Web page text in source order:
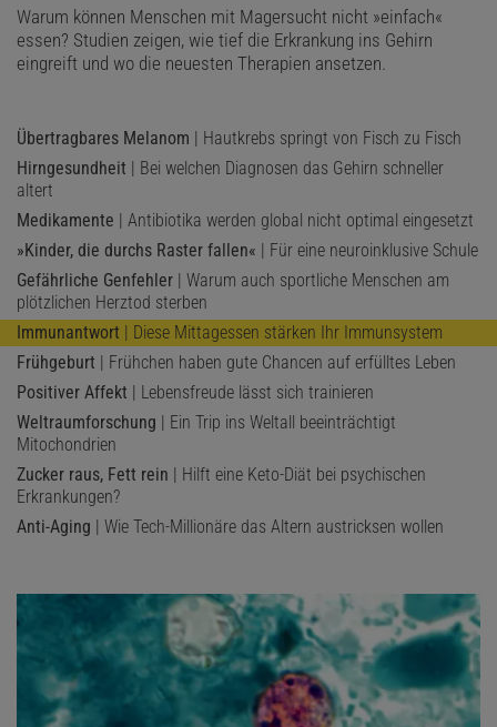
Warum können Menschen mit Magersucht nicht »einfach«
essen? Studien zeigen, wie tief die Erkrankung ins Gehirn
eingreift und wo die neuesten Therapien ansetzen.
Übertragbares Melanom | Hautkrebs springt von Fisch zu Fisch
Hirngesundheit | Bei welchen Diagnosen das Gehirn schneller
altert
Medikamente | Antibiotika werden global nicht optimal eingesetzt
»Kinder, die durchs Raster fallen« | Für eine neuroinklusive Schule
Gefährliche Genfehler | Warum auch sportliche Menschen am
plötzlichen Herztod sterben
Immunantwort | Diese Mittagessen stärken Ihr Immunsystem
Frühgeburt | Frühchen haben gute Chancen auf erfülltes Leben
Positiver Affekt | Lebensfreude lässt sich trainieren
Weltraumforschung | Ein Trip ins Weltall beeinträchtigt
Mitochondrien
Zucker raus, Fett rein | Hilft eine Keto-Diät bei psychischen
Erkrankungen?
Anti-Aging | Wie Tech-Millionäre das Altern austricksen wollen